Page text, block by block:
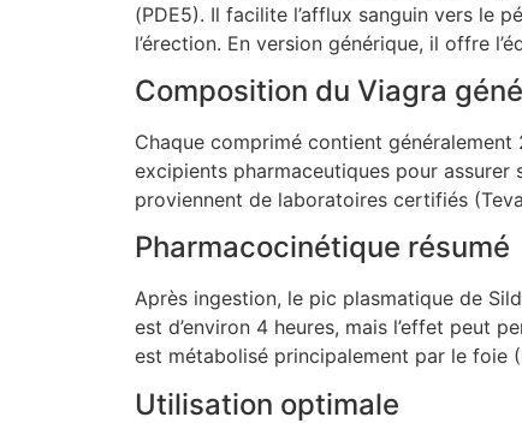
(PDE5). Il facilite l’afflux sanguin vers le
l’érection. En version générique, il offre
Composition du Viagra
Chaque comprimé contient
excipients pharmaceutiques pour
proviennent de laboratoires certifiés
Pharmacocinétique résumé
Après ingestion, le pic plasmatique de
est d’environ 4 heures, mais l’effet peut
est métabolisé principalement par le foie
Utilisation optimale